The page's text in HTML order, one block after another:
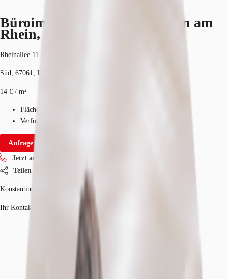
Büroimmobilie - Ludwigshafen am
Rhein, Süd - F2956
Rheinallee 11
Süd, 67061, Ludwigshafen am Rhein, Rheinland-Pfalz
14 € / m²
Fläche
Verfügbarkeit
Anfrage senden
Jetzt anrufen
Teilen
Konstantinos Krikelis
Ihr Kontakt